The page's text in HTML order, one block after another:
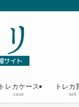
トレカケース
case
トレカ
sell